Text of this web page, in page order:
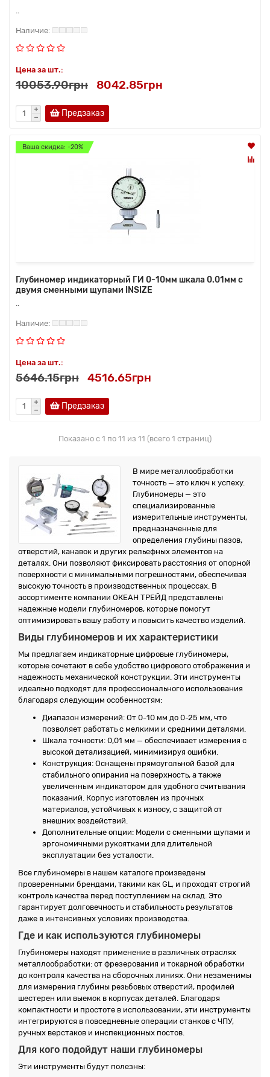
Цена за шт.:
10053.90грн 8042.85грн
Предзаказ
Ваша скидка: -20%
Глубиномер индикаторный ГИ 0-10мм шкала 0.01мм с
двумя сменными щупами INSIZE
Цена за шт.:
5646.15грн 4516.65грн
Предзаказ
Показано с 1 по 11 из 11 (всего 1 страниц)
В мире металлообработки
точность — это ключ к успеху.
Глубиномеры — это
специализированные
измерительные инструменты,
предназначенные для
определения глубины пазов,
отверстий, канавок и других рельефных элементов на
деталях. Они позволяют фиксировать расстояния от опорной
поверхности с минимальными погрешностями, обеспечивая
высокую точность в производственных процессах. В
ассортименте компании ОКЕАН ТРЕЙД представлены
надежные модели глубиномеров, которые помогут
оптимизировать вашу работу и повысить качество изделий.
Виды глубиномеров и их характеристики
Мы предлагаем индикаторные цифровые глубиномеры,
которые сочетают в себе удобство цифрового отображения и
надежность механической конструкции. Эти инструменты
идеально подходят для профессионального использования
благодаря следующим особенностям:
Диапазон измерений: От 0-10 мм до 0-25 мм, что
позволяет работать с мелкими и средними деталями.
Шкала точности: 0,01 мм — обеспечивает измерения с
высокой детализацией, минимизируя ошибки.
Конструкция: Оснащены прямоугольной базой для
стабильного опирания на поверхность, а также
увеличенным индикатором для удобного считывания
показаний. Корпус изготовлен из прочных
материалов, устойчивых к износу, с защитой от
внешних воздействий.
Дополнительные опции: Модели с сменными щупами и
эргономичными рукоятками для длительной
эксплуатации без усталости.
Все глубиномеры в нашем каталоге произведены
проверенными брендами, такими как GL, и проходят строгий
контроль качества перед поступлением на склад. Это
гарантирует долговечность и стабильность результатов
даже в интенсивных условиях производства.
Где и как используются глубиномеры
Глубиномеры находят применение в различных отраслях
металлообработки: от фрезерования и токарной обработки
до контроля качества на сборочных линиях. Они незаменимы
для измерения глубины резьбовых отверстий, профилей
шестерен или выемок в корпусах деталей. Благодаря
компактности и простоте в использовании, эти инструменты
интегрируются в повседневные операции станков с ЧПУ,
ручных верстаков и инспекционных постов.
Для кого подойдут наши глубиномеры
Эти инструменты будут полезны: